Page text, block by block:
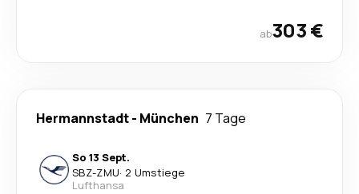
ab303 €
Hermannstadt- München 7 Tage
So 13 Sept.
SBZ-ZMU· 2 Umstiege
Lufthansa